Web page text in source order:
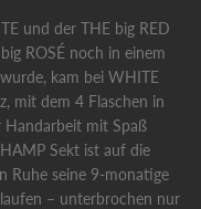
und der THE big RED
ROSÉ noch in einem
kam bei WHITE
mit dem 4 Flaschen in
Handarbeit mit Spaß
Sekt ist auf die
Ruhe seine 9-monatige
– unterbrochen nur